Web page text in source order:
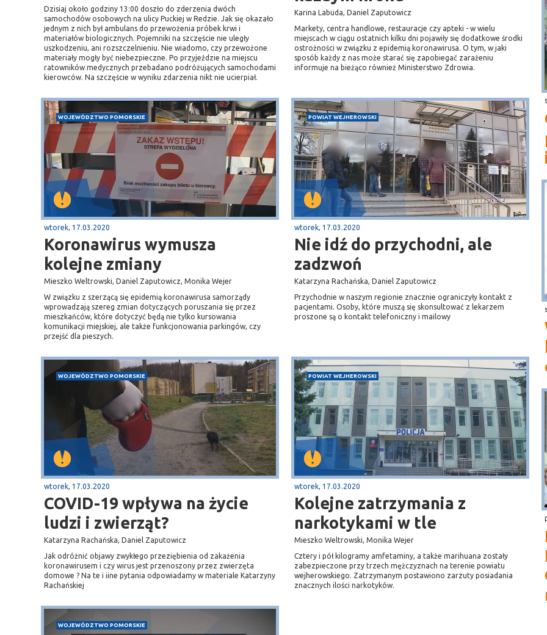
Dzisiaj około godziny 13:00 doszło do zderzenia dwóch
samochodów osobowych na ulicy Puckiej w Redzie. Jak się okazało
jednym z nich był ambulans do przewożenia próbek krwi i
materiałów biologicznych. Pojemniki na szczęście nie uległy
uszkodzeniu, ani rozszczelnieniu. Nie wiadomo, czy przewożone
materiały mogły być niebezpieczne. Po przyjeździe na miejscu
ratowników medycznych przebadano podróżujących samochodami
kierowców. Na szczęście w wyniku zdarzenia nikt nie ucierpiał.
Karina Labuda, Daniel Zaputowicz
Markety, centra handlowe, restauracje czy apteki - w wielu
miejscach w ciągu ostatnich kilku dni pojawiły się dodatkowe środki
ostrożności w związku z epidemią koronawirusa. O tym, w jaki
sposób każdy z nas może starać się zapobiegać zarażeniu
informuje na bieżąco również Ministerstwo Zdrowia.
WOJEWÓDZTWO POMORSKIE
wtorek, 17.03.2020
Koronawirus wymusza
kolejne zmiany
Mieszko Weltrowski, Daniel Zaputowicz, Monika Wejer
W związku z szerzącą się epidemią koronawirusa samorządy
wprowadzają szereg zmian dotyczących poruszania się przez
mieszkańców, które dotyczyć będą nie tylko kursowania
komunikacji miejskiej, ale także funkcjonowania parkingów, czy
przejść dla pieszych.
POWIAT WEJHEROWSKI
wtorek, 17.03.2020
Nie idź do przychodni, ale
zadzwoń
Katarzyna Rachańska, Daniel Zaputowicz
Przychodnie w naszym regionie znacznie ograniczyły kontakt z
pacjentami. Osoby, które muszą się skonsultować z lekarzem
proszone są o kontakt telefoniczny i mailowy
WOJEWÓDZTWO POMORSKIE
wtorek, 17.03.2020
COVID-19 wpływa na życie
ludzi i zwierząt?
Katarzyna Rachańska, Daniel Zaputowicz
Jak odróżnić objawy zwykłego przeziębienia od zakażenia
koronawirusem i czy wirus jest przenoszony przez zwierzęta
domowe ? Na te i iine pytania odpowiadamy w materiale Katarzyny
Rachańskiej
POWIAT WEJHEROWSKI
wtorek, 17.03.2020
Kolejne zatrzymania z
narkotykami w tle
Mieszko Weltrowski, Monika Wejer
Cztery i pół kilogramy amfetaminy, a także marihuana zostały
zabezpieczone przy trzech mężczyznach na terenie powiatu
wejherowskiego. Zatrzymanym postawiono zarzuty posiadania
znacznych ilości narkotyków.
WOJEWÓDZTWO POMORSKIE